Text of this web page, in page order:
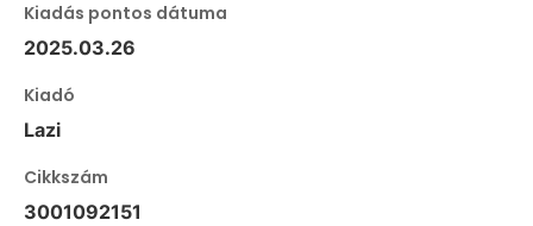
Kiadás pontos dátuma
2025.03.26
Kiadó
Lazi
Cikkszám
3001092151